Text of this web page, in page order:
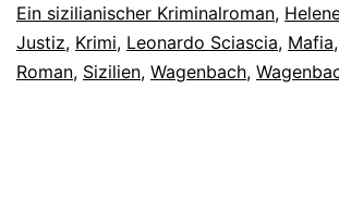
Ein sizilianischer Kriminalroman,
Justiz, Krimi, Leonardo Sciascia, Mafia,
Roman, Sizilien, Wagenbach,